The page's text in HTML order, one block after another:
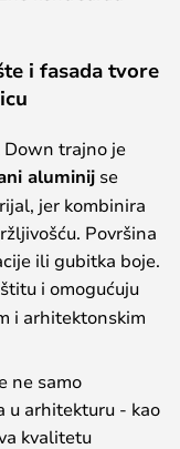
i fasada tvore
Down trajno je
aluminij se
jer kombinira
Površina
ili gubitka boje.
i omogućuju
i arhitektonskim
ne samo
u arhitekturu - kao
kvalitetu